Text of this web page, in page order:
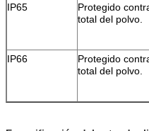
IP65
Protegido
total del polvo.
IP66
Protegido
total del polvo.